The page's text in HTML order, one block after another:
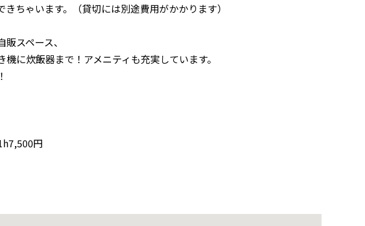
ちゃいます。（貸切には別途費用がかかります）
スペース、
に炊飯器まで！アメニティも充実しています。
円